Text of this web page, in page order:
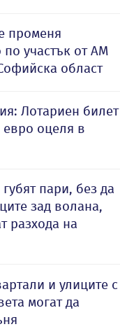
променя
участък от АМ
област
Лотариен билет
оцеля в
пари, без да
зад волана,
разхода на
и улиците с
могат да